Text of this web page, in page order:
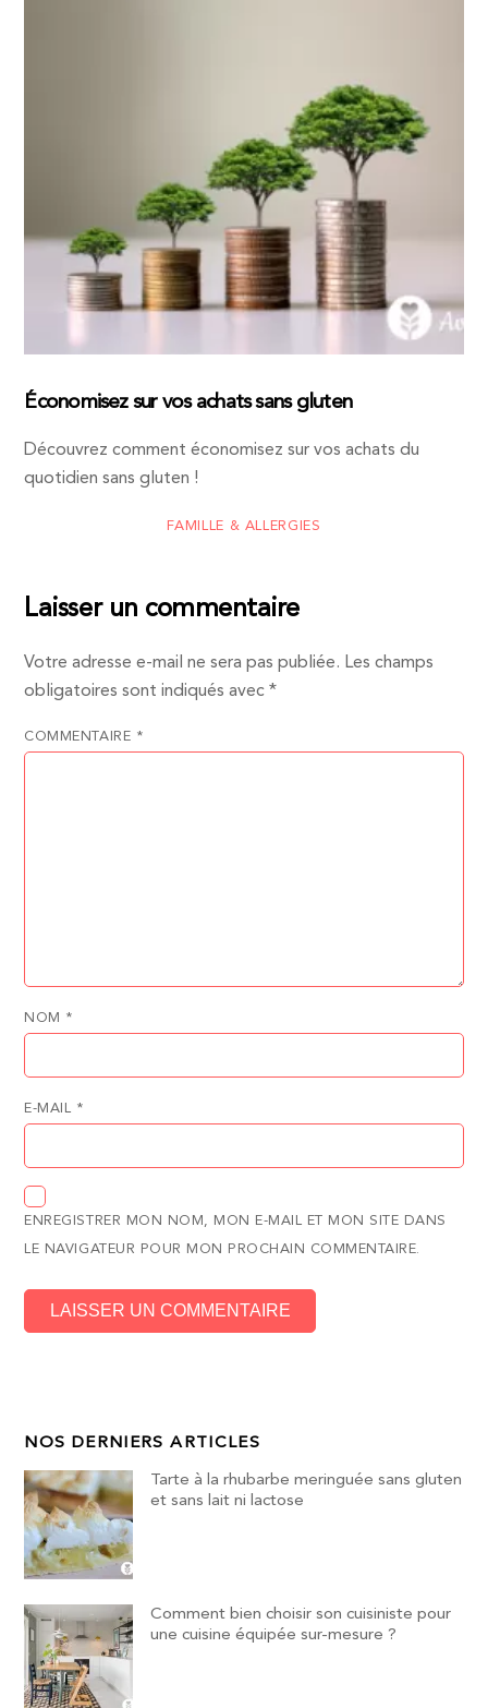
Économisez sur vos achats sans gluten
Découvrez comment économisez sur vos achats du
quotidien sans gluten !
FAMILLE & ALLERGIES
Laisser un commentaire
Votre adresse e-mail ne sera pas publiée. Les champs
obligatoires sont indiqués avec*
COMMENTAIRE *
NOM *
E-MAIL *
ENREGISTRER MON NOM, MON E-MAIL ET MON SITE DANS
LE NAVIGATEUR POUR MON PROCHAIN COMMENTAIRE.
NOS DERNIERS ARTICLES
Tarte à la rhubarbe meringuée sans gluten
et sans lait ni lactose
Comment bien choisir son cuisiniste pour
une cuisine équipée sur-mesure ?